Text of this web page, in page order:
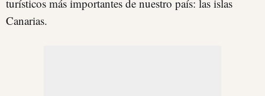
turísticos más importantes de nuestro país: las islas
Canarias.